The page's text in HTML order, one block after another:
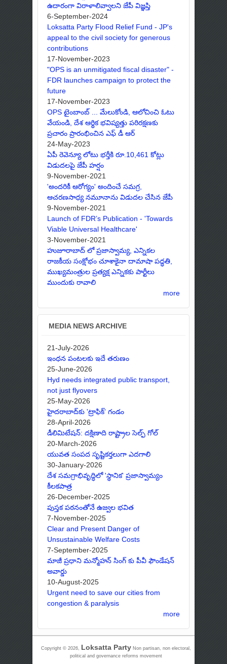
ఉదారంగా విరాళాలివ్వాలని జేపీ విజ్ఞప్తి
6-September-2024
Loksatta Party Flood Relief Fund - JP's
appeal to the civil society for generous
contributions
17-November-2023
"OPS is an unmitigated fiscal disaster" -
FDR launches campaign to protect the
future
17-November-2023
OPS టైంబాంబ్ ... మేలుకోండి, ఆలోచించి ఓటు
వేయండి, దేశ ఆర్థిక భవిష్యత్తు పరిరక్షణకు
ప్రచారం ప్రారంభించిన ఎఫ్ డీ ఆర్
24-May-2023
ఏపీ రెవెన్యూ లోటు భర్తీకి రూ.10,461 కోట్లు
విడుదలపై జేపీ హర్షం
9-November-2021
'అందరికీ ఆరోగ్యం' అందించే సమగ్ర,
ఆచరణసాధ్య నమూనాను విడుదల చేసిన జేపీ
9-November-2021
Launch of FDR’s Publication - 'Towards
Viable Universal Healthcare'
3-November-2021
హుజూరాబాద్ లో ప్రజాస్వామ్య, ఎన్నికల
రాజకీయ సంక్షోభం చూశాకైనా దామాషా పద్ధతి,
ముఖ్యమంత్రుల ప్రత్యక్ష ఎన్నికకు పార్టీలు
ముందుకు రావాలి
more
MEDIA NEWS ARCHIVE
21-July-2026
ఇంధన పంటలకు ఇదే తరుణం
25-June-2026
Hyd needs integrated public transport,
not just flyovers
25-May-2026
హైదరాబాద్‌కు 'ట్రాఫిక్' గండం
28-April-2026
డీలిమిటేషన్: దక్షిణాది రాష్ట్రాల సెల్ఫ్ గోల్
20-March-2026
యువత సంపద సృష్టికర్తలుగా ఎదగాలి
30-January-2026
దేశ సమగ్రాభివృద్ధిలో 'స్థానిక' ప్రజాస్వామ్యం
కీలకపాత్ర
26-December-2025
పుస్తక పఠనంతోనే ఉజ్వల భవిత
7-November-2025
Clear and Present Danger of
Unsustainable Welfare Costs
7-September-2025
మాజీ ప్రధాని మన్మోహన్ సింగ్ కు పీవీ ఫౌండేషన్
అవార్డు
10-August-2025
Urgent need to save our cities from
congestion & paralysis
more
Copyright © 2026, Loksatta PartyNon partisan, non electoral,
political and governance reforms movement